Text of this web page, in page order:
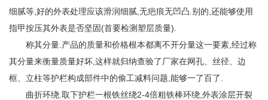
细腻等,好的外表处理应该滑润细腻,无疤痕无凹凸.别的,还能够使用
指甲按压其外表是否坚固(首要检测塑层质量).
称其分量.产品的质量和价格根本都离不开分量这一要素,经过称
其分量来衡量质量好坏,这样就归纳查验了厂家在网孔、丝径、边
框、立柱等护栏构成部件中的偷工减料问题,能够一了百了.
曲折环绕.取下护栏一根铁丝绕2-4倍粗铁棒环绕,外表涂层开裂